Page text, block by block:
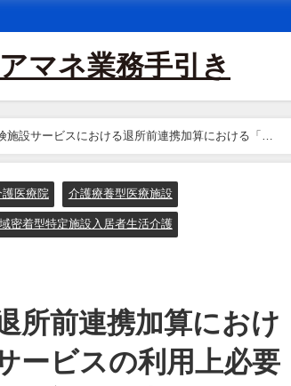
マネ業務手引き
施設サービスにおける退所前連携加算における「退
調整が考えられるのか。
護医療院 介護療養型医療施設
密着型特定施設入居者生活介護
所前連携加算におけ
ービスの利用上必要